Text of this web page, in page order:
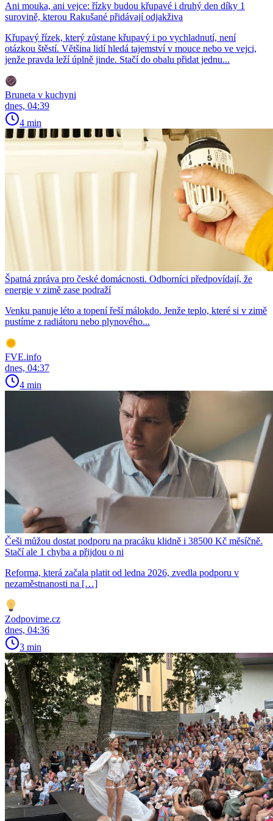
Ani mouka, ani vejce: řízky budou křupavé i druhý den díky 1
surovině, kterou Rakušané přidávají odjakživa
Křupavý řízek, který zůstane křupavý i po vychladnutí, není
otázkou štěstí. Většina lidí hledá tajemství v mouce nebo ve vejci,
jenže pravda leží úplně jinde. Stačí do obalu přidat jednu...
Bruneta v kuchyni
dnes, 04:39
4 min
Špatná zpráva pro české domácnosti. Odborníci předpovídají, že
energie v zimě zase podraží
Venku panuje léto a topení řeší málokdo. Jenže teplo, které si v zimě
pustíme z radiátoru nebo plynového...
FVE.info
dnes, 04:37
4 min
Češi můžou dostat podporu na pracáku klidně i 38500 Kč měsíčně.
Stačí ale 1 chyba a přijdou o ni
Reforma, která začala platit od ledna 2026, zvedla podporu v
nezaměstnanosti na […]
Zodpovime.cz
dnes, 04:36
3 min